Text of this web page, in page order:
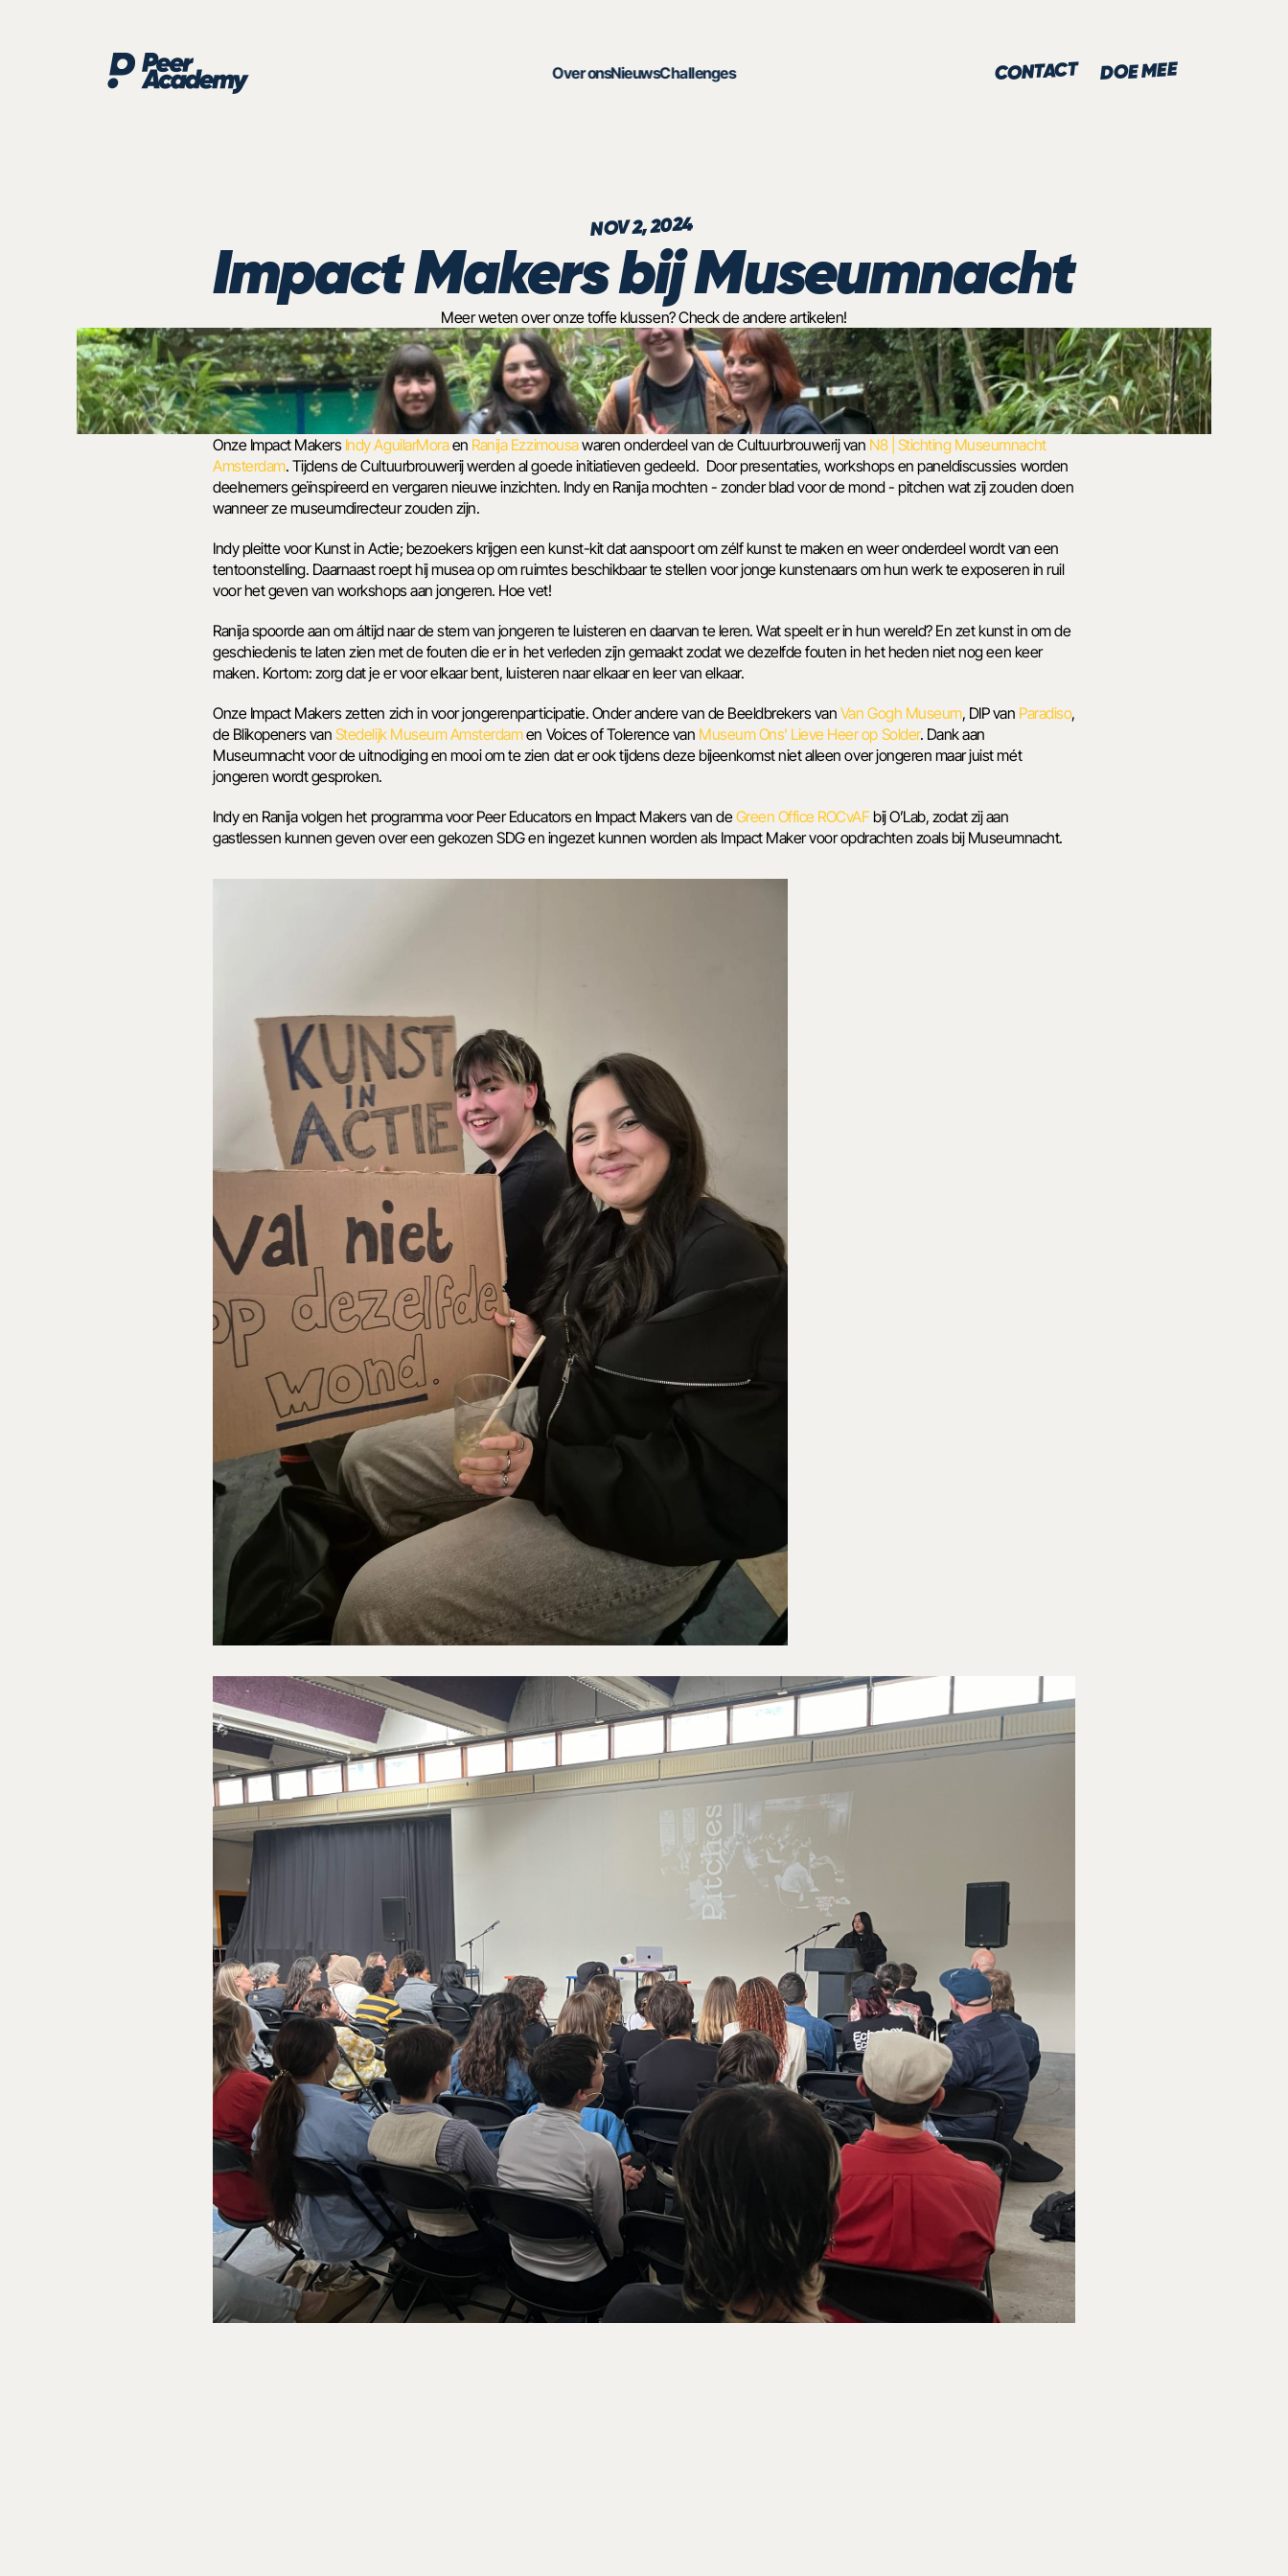
NOV 2, 2024
Impact Makers bij Museumnacht
Meer weten over onze toffe klussen? Check de andere artikelen!
Onze Impact Makers Indy AguilarMora en Ranija Ezzimousa waren onderdeel van de Cultuurbrouwerij van N8 | Stichting Museumnacht
Amsterdam. Tijdens de Cultuurbrouwerij werden al goede initiatieven gedeeld.  Door presentaties, workshops en paneldiscussies worden
deelnemers geïnspireerd en vergaren nieuwe inzichten. Indy en Ranija mochten - zonder blad voor de mond - pitchen wat zij zouden doen
wanneer ze museumdirecteur zouden zijn.
Indy pleitte voor Kunst in Actie; bezoekers krijgen een kunst-kit dat aanspoort om zélf kunst te maken en weer onderdeel wordt van een
tentoonstelling. Daarnaast roept hij musea op om ruimtes beschikbaar te stellen voor jonge kunstenaars om hun werk te exposeren in ruil
voor het geven van workshops aan jongeren. Hoe vet!
Ranija spoorde aan om áltijd naar de stem van jongeren te luisteren en daarvan te leren. Wat speelt er in hun wereld? En zet kunst in om de
geschiedenis te laten zien met de fouten die er in het verleden zijn gemaakt zodat we dezelfde fouten in het heden niet nog een keer
maken. Kortom: zorg dat je er voor elkaar bent, luisteren naar elkaar en leer van elkaar.
Onze Impact Makers zetten zich in voor jongerenparticipatie. Onder andere van de Beeldbrekers van Van Gogh Museum, DIP van Paradiso,
de Blikopeners van Stedelijk Museum Amsterdam en Voices of Tolerence van Museum Ons' Lieve Heer op Solder. Dank aan
Museumnacht voor de uitnodiging en mooi om te zien dat er ook tijdens deze bijeenkomst niet alleen over jongeren maar juist mét
jongeren wordt gesproken.
Indy en Ranija volgen het programma voor Peer Educators en Impact Makers van de Green Office ROCvAF bij O’Lab, zodat zij aan
gastlessen kunnen geven over een gekozen SDG en ingezet kunnen worden als Impact Maker voor opdrachten zoals bij Museumnacht.
Over onsNieuwsChallenges CONTACT DOE MEE